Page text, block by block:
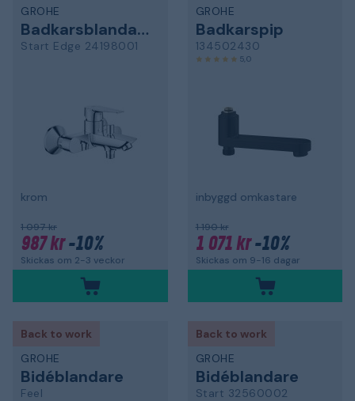
GROHE
Badkarsblandare
Start Edge 24198001
krom
1 097 kr
987 kr-10%
Skickas om 2-3 veckor
GROHE
Badkarspip
134502430
5,0
inbyggd omkastare
1 190 kr
1 071 kr-10%
Skickas om 9-16 dagar
Back to work
GROHE
Bidéblandare
Feel
Back to work
GROHE
Bidéblandare
Start 32560002